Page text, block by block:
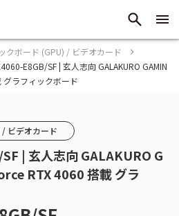
クボード (GPU) / ビデオカード
E8GB/SF | 玄人志向 GALAKURO GAMIN
グラフィックボード
ビデオカード
| 玄人志向 GALAKURO G
RTX 4060 搭載 グラ